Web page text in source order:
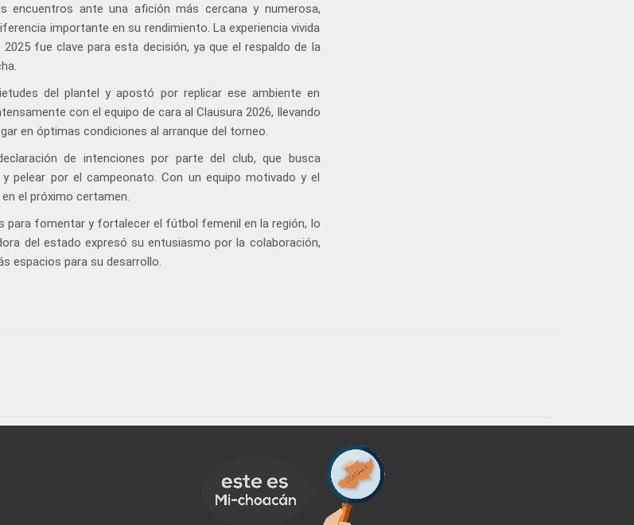
encuentros ante una afición más cercana y numerosa,
importante en su rendimiento. La experiencia vivida
fue clave para esta decisión, ya que el respaldo de la
del plantel y apostó por replicar ese ambiente en
con el equipo de cara al Clausura 2026, llevando
en óptimas condiciones al arranque del torneo.
de intenciones por parte del club, que busca
pelear por el campeonato. Con un equipo motivado y el
el próximo certamen.
para fomentar y fortalecer el fútbol femenil en la región, lo
del estado expresó su entusiasmo por la colaboración,
espacios para su desarrollo.